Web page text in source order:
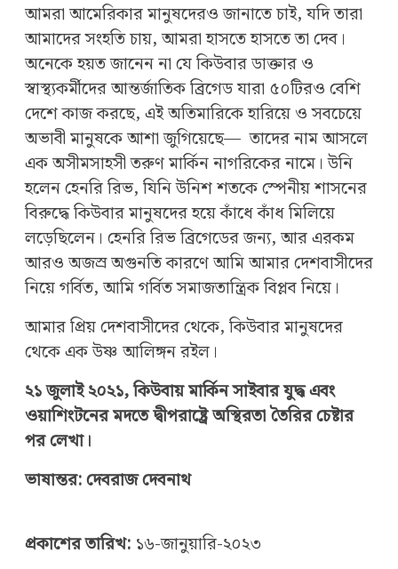
আমরা আমেরিকার মানুষদেরও জানাতে চাই, যদি তারা
আমাদের সংহতি চায়, আমরা হাসতে হাসতে তা দেব।
অনেকে হয়ত জানেন না যে কিউবার ডাক্তার ও
স্বাস্থ্যকর্মীদের আন্তর্জাতিক ব্রিগেড যারা ৫০টিরও বেশি
দেশে কাজ করছে, এই অতিমারিকে হারিয়ে ও সবচেয়ে
অভাবী মানুষকে আশা জুগিয়েছে— তাদের নাম আসলে
এক অসীমসাহসী তরুণ মার্কিন নাগরিকের নামে। উনি
হলেন হেনরি রিভ, যিনি উনিশ শতকে স্পেনীয় শাসনের
বিরুদ্ধে কিউবার মানুষদের হয়ে কাঁধে কাঁধ মিলিয়ে
লড়েছিলেন। হেনরি রিভ ব্রিগেডের জন্য, আর এরকম
আরও অজস্র অগুনতি কারণে আমি আমার দেশবাসীদের
নিয়ে গর্বিত, আমি গর্বিত সমাজতান্ত্রিক বিপ্লব নিয়ে।
আমার প্রিয় দেশবাসীদের থেকে, কিউবার মানুষদের
থেকে এক উষ্ণ আলিঙ্গন রইল।
২১ জুলাই ২০২১, কিউবায় মার্কিন সাইবার যুদ্ধ এবং
ওয়াশিংটনের মদতে দ্বীপরাষ্ট্রে অস্থিরতা তৈরির চেষ্টার
পর লেখা।
ভাষান্তর: দেবরাজ দেবনাথ
প্রকাশের তারিখ: ১৬-জানুয়ারি-২০২৩